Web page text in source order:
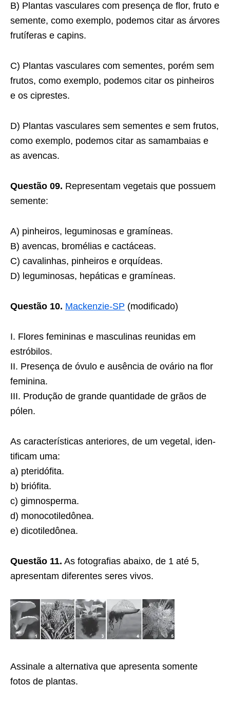
B) Plantas vasculares com presença de flor, fruto e
semente, como exemplo, podemos citar as árvores
frutíferas e capins.
C) Plantas vasculares com sementes, porém sem
frutos, como exemplo, podemos citar os pinheiros
e os ciprestes.
D) Plantas vasculares sem sementes e sem frutos,
como exemplo, podemos citar as samambaias e
as avencas.
Questão 09. Representam vegetais que possuem
semente:
A) pinheiros, leguminosas e gramíneas.
B) avencas, bromélias e cactáceas.
C) cavalinhas, pinheiros e orquídeas.
D) leguminosas, hepáticas e gramíneas.
Questão 10. Mackenzie-SP (modificado)
I. Flores femininas e masculinas reunidas em
estróbilos.
II. Presença de óvulo e ausência de ovário na flor
feminina.
III. Produção de grande quantidade de grãos de
pólen.
As características anteriores, de um vegetal, iden-
tificam uma:
a) pteridófita.
b) briófita.
c) gimnosperma.
d) monocotiledônea.
e) dicotiledônea.
Questão 11. As fotografias abaixo, de 1 até 5,
apresentam diferentes seres vivos.
Assinale a alternativa que apresenta somente
fotos de plantas.